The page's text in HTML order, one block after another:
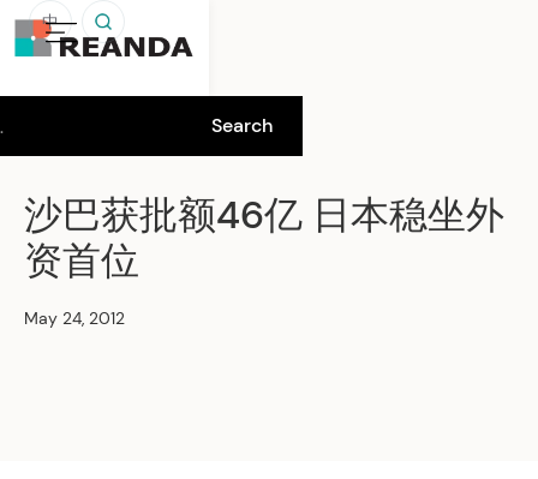
中
沙巴获批额46亿 日本稳坐外
资首位
May 24, 2012